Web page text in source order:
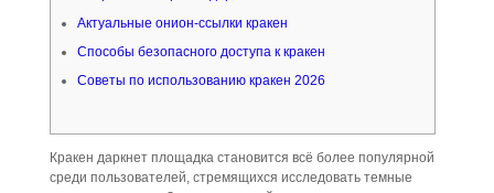
Актуальные онион-ссылки кракен
Способы безопасного доступа к кракен
Советы по использованию кракен 2026
Кракен даркнет площадка становится всё более популярной
среди пользователей, стремящихся исследовать темные